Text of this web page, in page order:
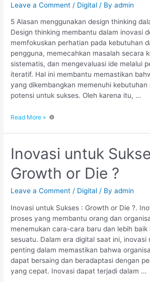
Leave a Comment / Digital / Byadmin
5 Alasan menggunakan design thinking
Design thinking membantu dalam inovasi
memfokuskan perhatian pada kebutuhan
pengguna, memecahkan masalah secara
sistematis, dan mengevaluasi ide melalui
iteratif. Hal ini membantu memastikan
yang dikembangkan memenuhi kebutuhan
potensi untuk sukses. Oleh karena itu, …
Read More »
Inovasi untuk
Growth or Die ?
Leave a Comment / Digital / Byadmin
Inovasi untuk Sukses : Growth or Die ?.
proses yang membantu orang dan
menemukan cara-cara baru dan lebih baik
sesuatu. Dalam era digital saat ini, inovasi
penting dalam memastikan bahwa
dapat bersaing dan beradaptasi dengan
yang cepat. Inovasi dapat terjadi dalam …